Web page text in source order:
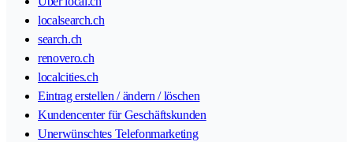
localsearch.ch
search.ch
renovero.ch
localcities.ch
Eintrag erstellen / ändern / löschen
Kundencenter für Geschäftskunden
Unerwünschtes Telefonmarketing